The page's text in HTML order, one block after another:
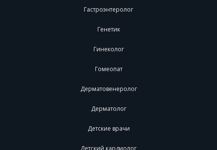
Гастроэнтеролог
Генетик
Гинеколог
Гомеопат
Дерматовенеролог
Дерматолог
Детские врачи
Детский кардиолог